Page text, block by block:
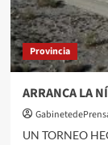
de
los
almerienses
el
7
mayo
con
58
Provincia
ARRANCA LA
UN TORNEO